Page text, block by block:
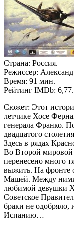
Страна: Россия.
Режиссер:
Время: 91 мин.
Рейтинг IMDb: 6,77.
Сюжет: Этот
летчике Хосе
генерала Франко.
двадцатого
Здесь в рядах
Во Второй мировой
перенесено много
выжить. На фронте
Машей. Между ними
любимой девушки
Советское
браки не одобряло,
Испанию…